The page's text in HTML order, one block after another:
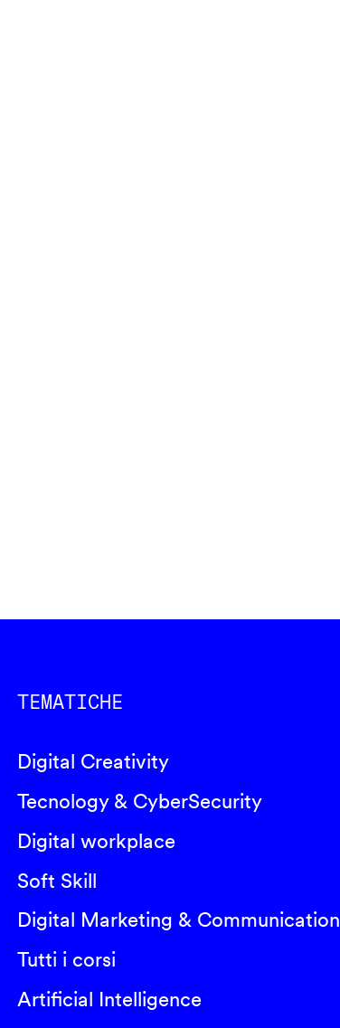
TEMATICHE
Digital Creativity
Tecnology & CyberSecurity
Digital workplace
Soft Skill
Digital Marketing & Communication
Tutti i corsi
Artificial Intelligence